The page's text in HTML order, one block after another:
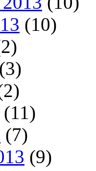
(10)
(3)
(11)
(7)
(9)